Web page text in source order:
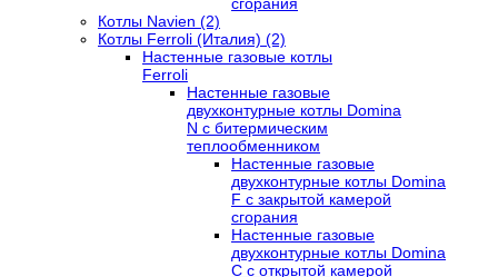
Котлы Navien (2)
Котлы Ferroli (Италия) (2)
Настенные газовые котлы
Ferroli
Настенные газовые
двухконтурные котлы Domina
N с битермическим
теплообменником
Настенные газовые
двухконтурные котлы Domina
F с закрытой камерой
сгорания
Настенные газовые
двухконтурные котлы Domina
C с открытой камерой